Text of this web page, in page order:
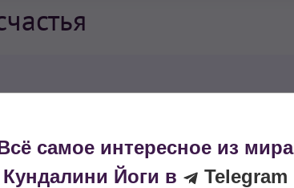
самое интересное из мира
Кундалини Йоги в
Telegram